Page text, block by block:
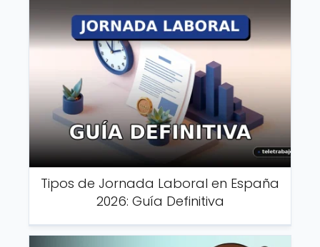
Tipos de Jornada Laboral en España
2026: Guía Definitiva